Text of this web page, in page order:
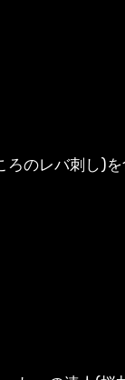
のレバ刺し)を